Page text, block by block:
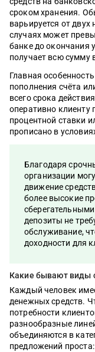
33
0
530 0
1298 0
396 0
сроком хранения.
варьируется от двух
случаях может
банке до окончания
получает всю сумму
Главная
пополнения счёта
всего срока
оперативно клиенту
процентной ставки
прописано в
Благодаря
организации
движение
более высокие
депозиты не
обслуживание,
доходности для
Какие бывают виды
Каждый человек
денежных средств.
потребности
разнообразные
объединяются в
предложений